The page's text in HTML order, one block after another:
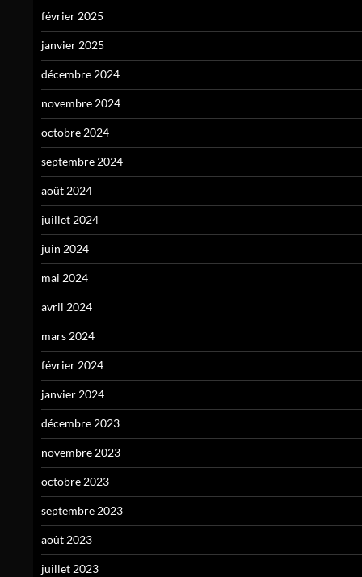
février 2025
janvier 2025
décembre 2024
novembre 2024
octobre 2024
septembre 2024
août 2024
juillet 2024
juin 2024
mai 2024
avril 2024
mars 2024
février 2024
janvier 2024
décembre 2023
novembre 2023
octobre 2023
septembre 2023
août 2023
juillet 2023